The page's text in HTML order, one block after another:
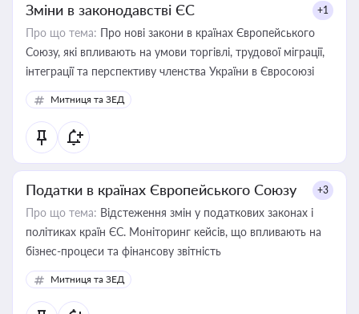
Зміни в законодавстві ЄС +1
Про що тема: Про нові закони в країнах Європейського
Союзу, які впливають на умови торгівлі, трудової міграції,
інтеграції та перспективу членства України в Євросоюзі
Митниця та ЗЕД
Податки в країнах Європейського Союзу +3
Про що тема: Відстеження змін у податкових законах і
політиках країн ЄС. Моніторинг кейсів, що впливають на
бізнес-процеси та фінансову звітність
Митниця та ЗЕД